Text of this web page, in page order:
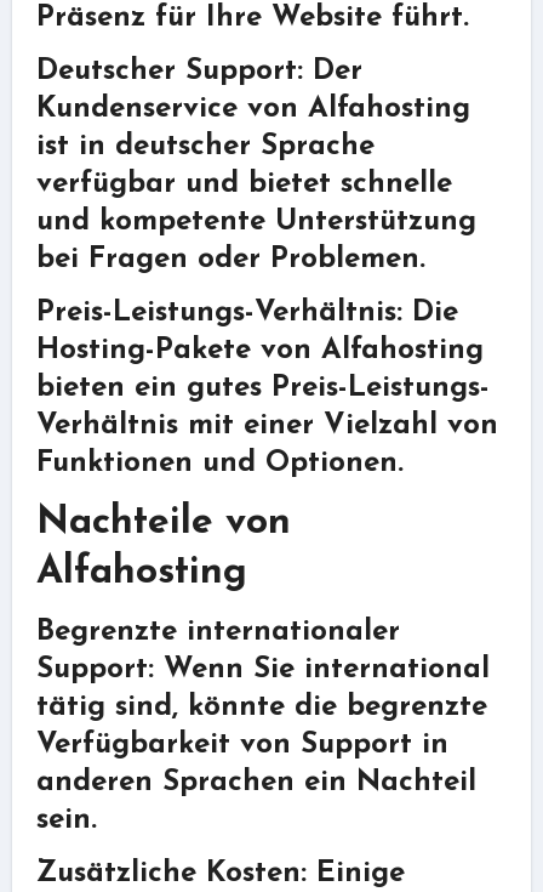
Präsenz für Ihre Website führt.
Deutscher Support: Der
Kundenservice von Alfahosting
ist in deutscher Sprache
verfügbar und bietet schnelle
und kompetente Unterstützung
bei Fragen oder Problemen.
Preis-Leistungs-Verhältnis: Die
Hosting-Pakete von Alfahosting
bieten ein gutes Preis-Leistungs-
Verhältnis mit einer Vielzahl von
Funktionen und Optionen.
Nachteile von
Alfahosting
Begrenzte internationaler
Support: Wenn Sie international
tätig sind, könnte die begrenzte
Verfügbarkeit von Support in
anderen Sprachen ein Nachteil
sein.
Zusätzliche Kosten: Einige